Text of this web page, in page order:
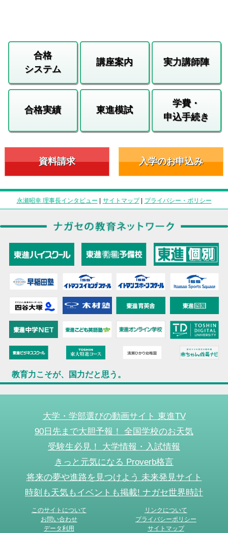
合格
システム
講座案内 実力講師陣
合格実績 東進模試
学費・
申込手続き
資料請求 入学のお申込み
永瀬昭幸 理事長インタビュー | サイトマップ| プライバシー・ポリシー
教育力こそが、国力だと思う。
大学・学部選びの動画サイト 東進TV
90日先まで大胆予報！ 全国学校のお天気
受験生必見！ 大学情報・入試情報
きっと元気になる Proverb格言
将来の夢や進路を見つけよう 未来発見サイト
時刻も天気もイベントも掲載! ナガセ世界時計
このサイトについて
リンクについて
お問い合わせ
プライバシーポリシー
データ利用
サイトマップ